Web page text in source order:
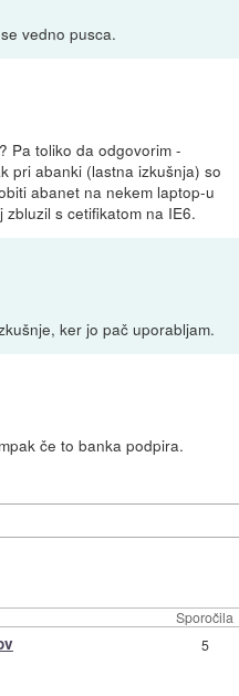
vedno pusca.
Pa toliko da odgovorim -
pri abanki (lastna izkušnja) so
abanet na nekem laptop-u
s cetifikatom na IE6.
ker jo pač uporabljam.
če to banka podpira.
Sporočila
5